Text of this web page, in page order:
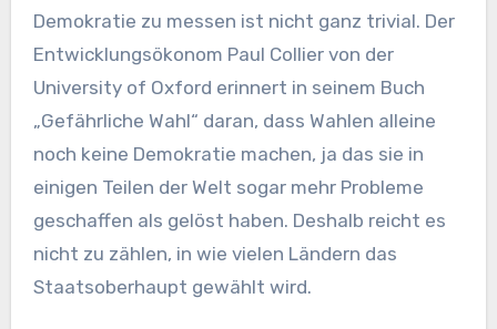
Demokratie zu messen ist nicht ganz trivial. Der
Entwicklungsökonom Paul Collier von der
University of Oxford erinnert in seinem Buch
„Gefährliche Wahl“ daran, dass Wahlen alleine
noch keine Demokratie machen, ja das sie in
einigen Teilen der Welt sogar mehr Probleme
geschaffen als gelöst haben. Deshalb reicht es
nicht zu zählen, in wie vielen Ländern das
Staatsoberhaupt gewählt wird.